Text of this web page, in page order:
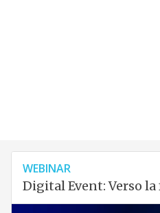
WEBINAR
Digital Event: Verso